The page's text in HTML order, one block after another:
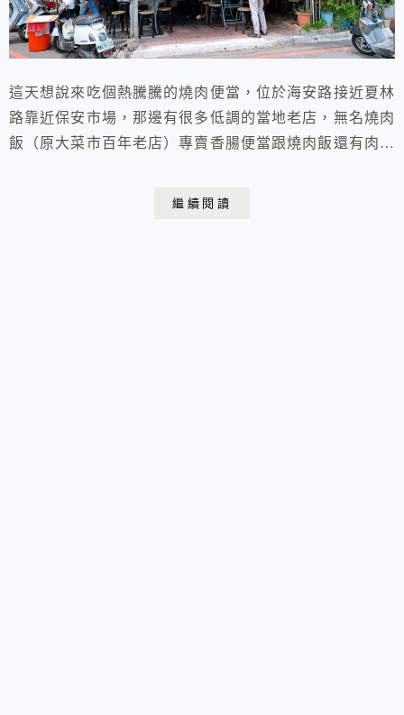
這天想說來吃個熱騰騰的燒肉便當，位於海安路接近夏林
路靠近保安市場，那邊有很多低調的當地老店，無名燒肉
飯（原大菜市百年老店）專賣香腸便當跟燒肉飯還有肉燥
繼續閱讀